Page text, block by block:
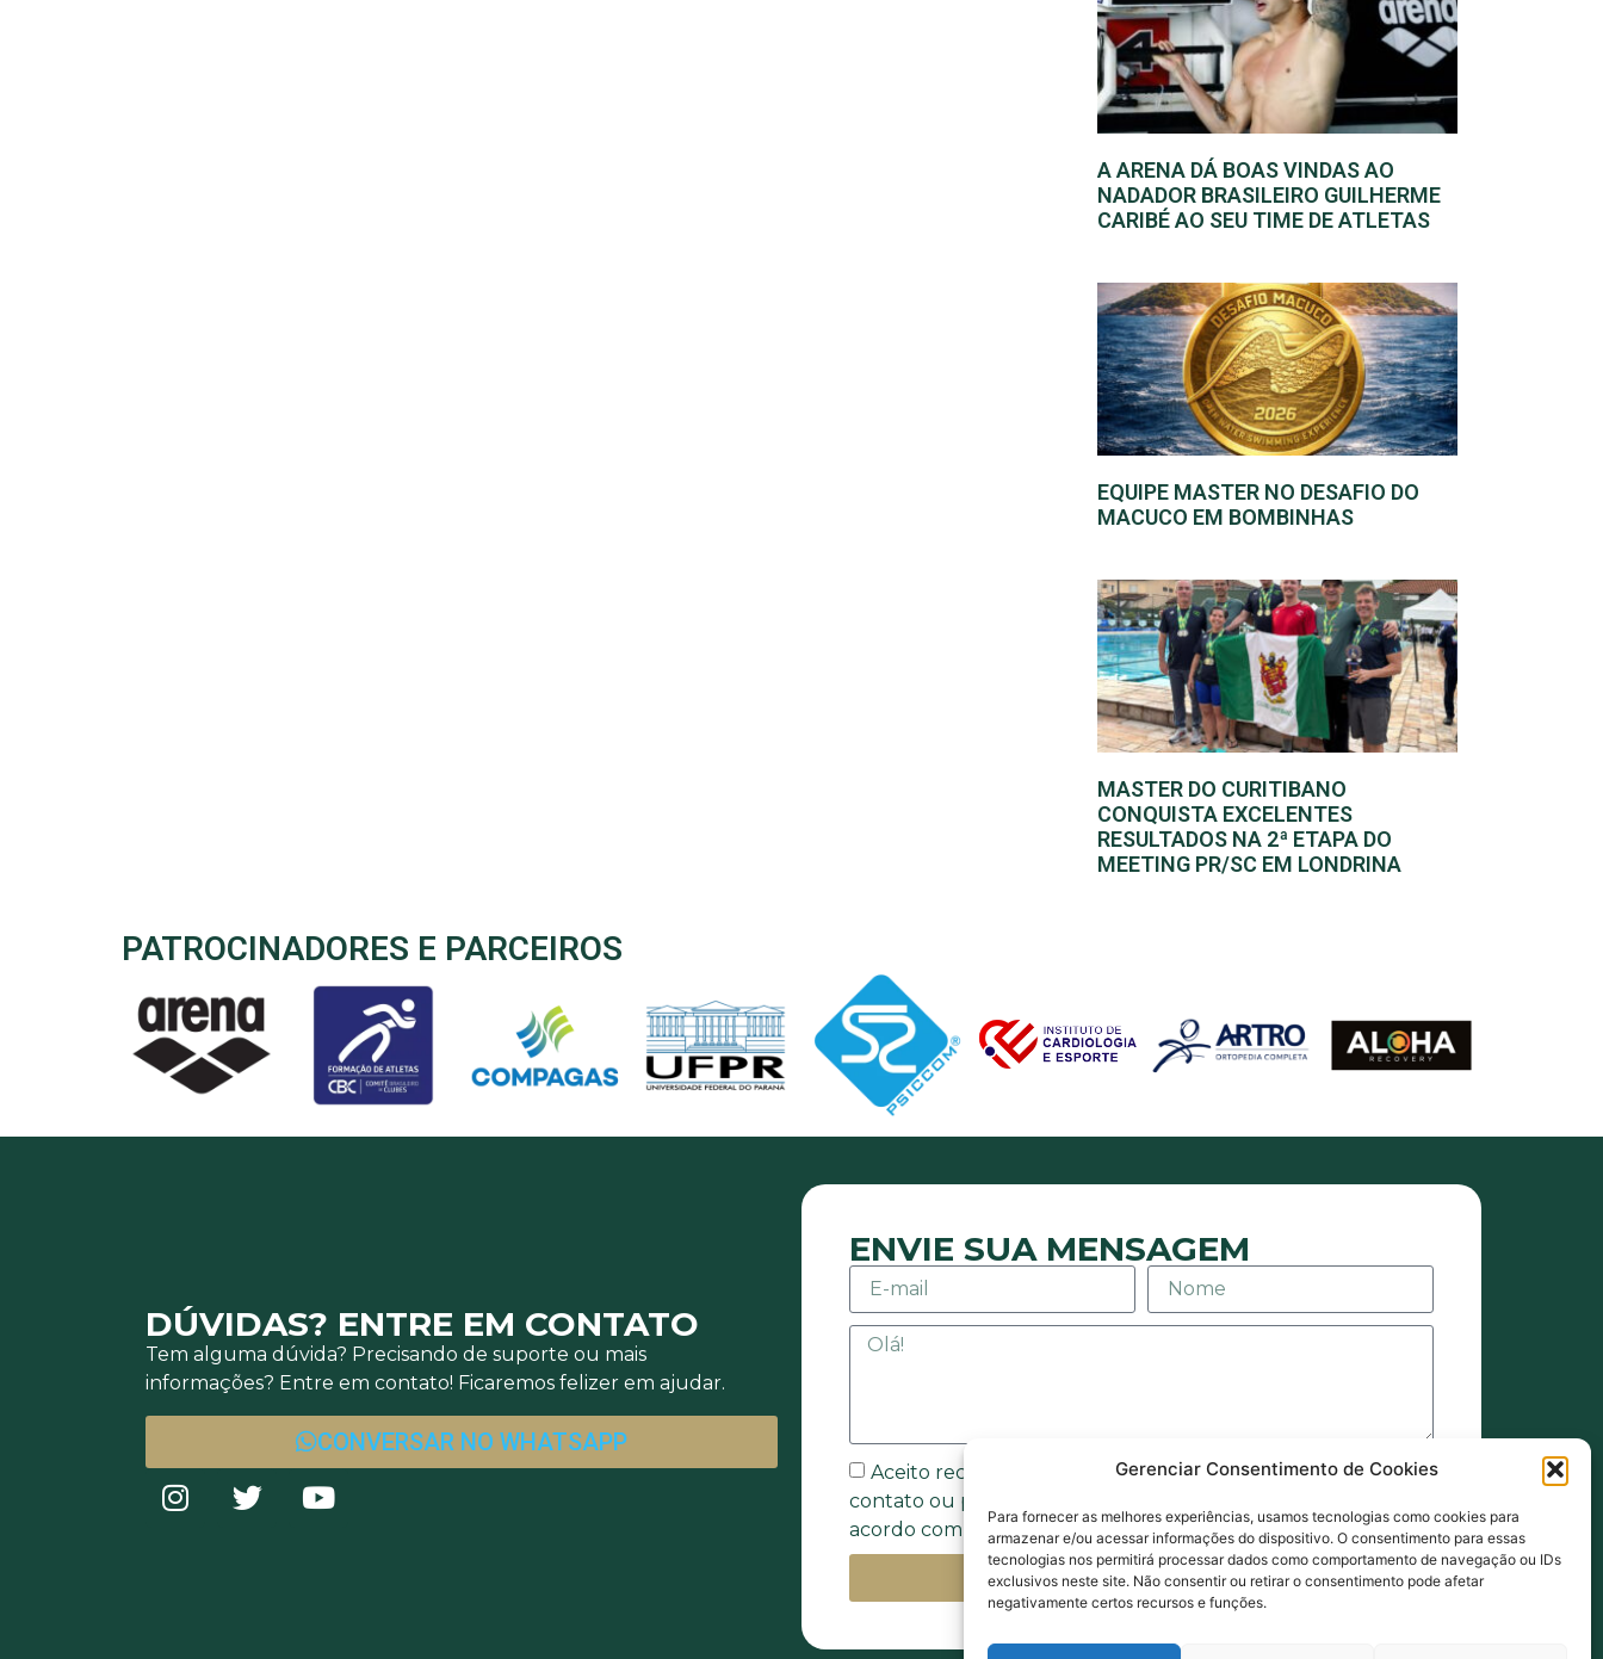
Gerenciar Consentimento de Cookies
Para fornecer as melhores experiências, usamos tecnologias como cookies para
armazenar e/ou acessar informações do dispositivo. O consentimento para essas
tecnologias nos permitirá processar dados como comportamento de navegação ou IDs
exclusivos neste site. Não consentir ou retirar o consentimento pode afetar
negativamente certos recursos e funções.
A ARENA DÁ BOAS VINDAS AO
NADADOR BRASILEIRO GUILHERME
CARIBÉ AO SEU TIME DE ATLETAS
EQUIPE MASTER NO DESAFIO DO
MACUCO EM BOMBINHAS
MASTER DO CURITIBANO
CONQUISTA EXCELENTES
RESULTADOS NA 2ª ETAPA DO
MEETING PR/SC EM LONDRINA
PATROCINADORES E PARCEIROS
DÚVIDAS? ENTRE EM CONTATO
Tem alguma dúvida? Precisando de suporte ou mais
informações? Entre em contato! Ficaremos felizer em ajudar.
CONVERSAR NO WHATSAPP
ENVIE SUA MENSAGEM
Aceito receber mensagens ou e-mails sejam eles de
contato ou promocionais. Também estou de acordo com
acordo com a Política de Privacidade.
ENVIAR MENSAGEM